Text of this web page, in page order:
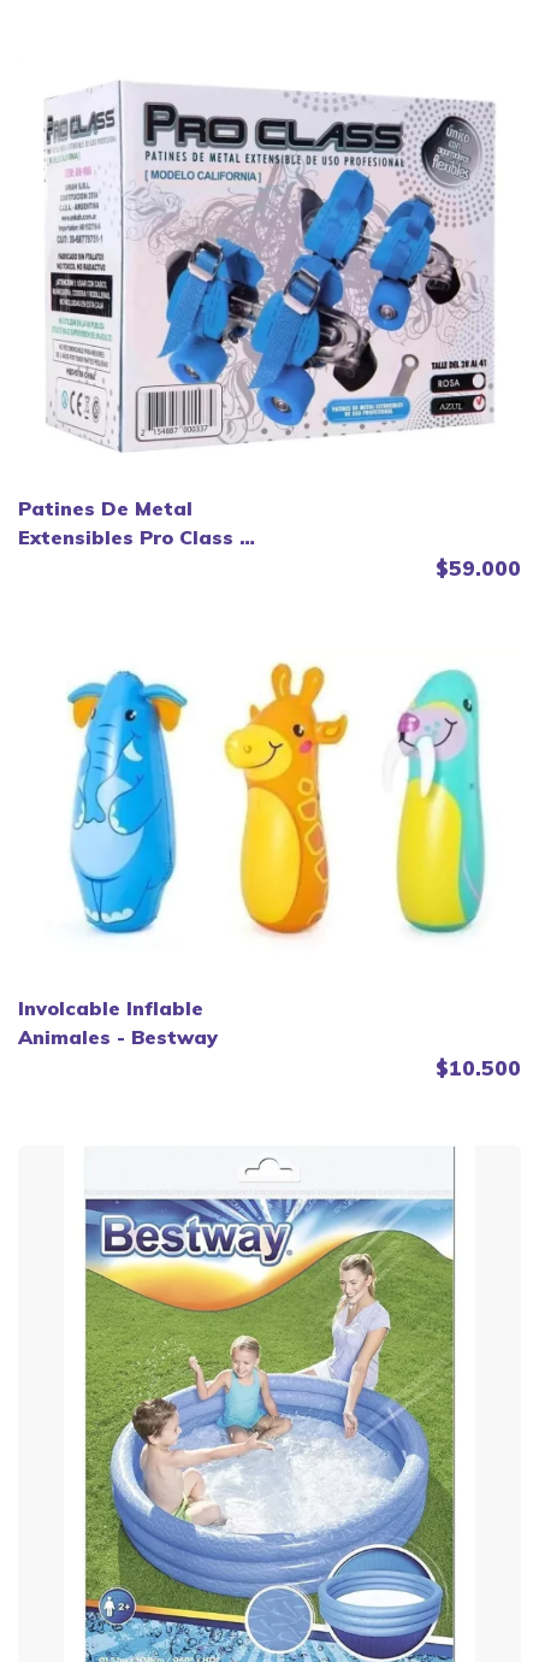
Patines De Metal
Extensibles Pro Class -
$59.000
Involcable Inflable
Animales - Bestway
$10.500